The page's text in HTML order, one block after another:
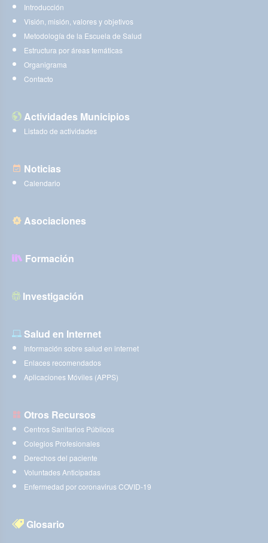
Introducción
Visión, misión, valores y objetivos
Metodología de la Escuela de Salud
Estructura por áreas temáticas
Organigrama
Contacto
Actividades Municipios
Listado de actividades
Noticias
Calendario
Asociaciones
Formación
Investigación
Salud en Internet
Información sobre salud en internet
Enlaces recomendados
Aplicaciones Móviles (APPS)
Otros Recursos
Centros Sanitarios Públicos
Colegios Profesionales
Derechos del paciente
Voluntades Anticipadas
Enfermedad por coronavirus COVID-19
Glosario